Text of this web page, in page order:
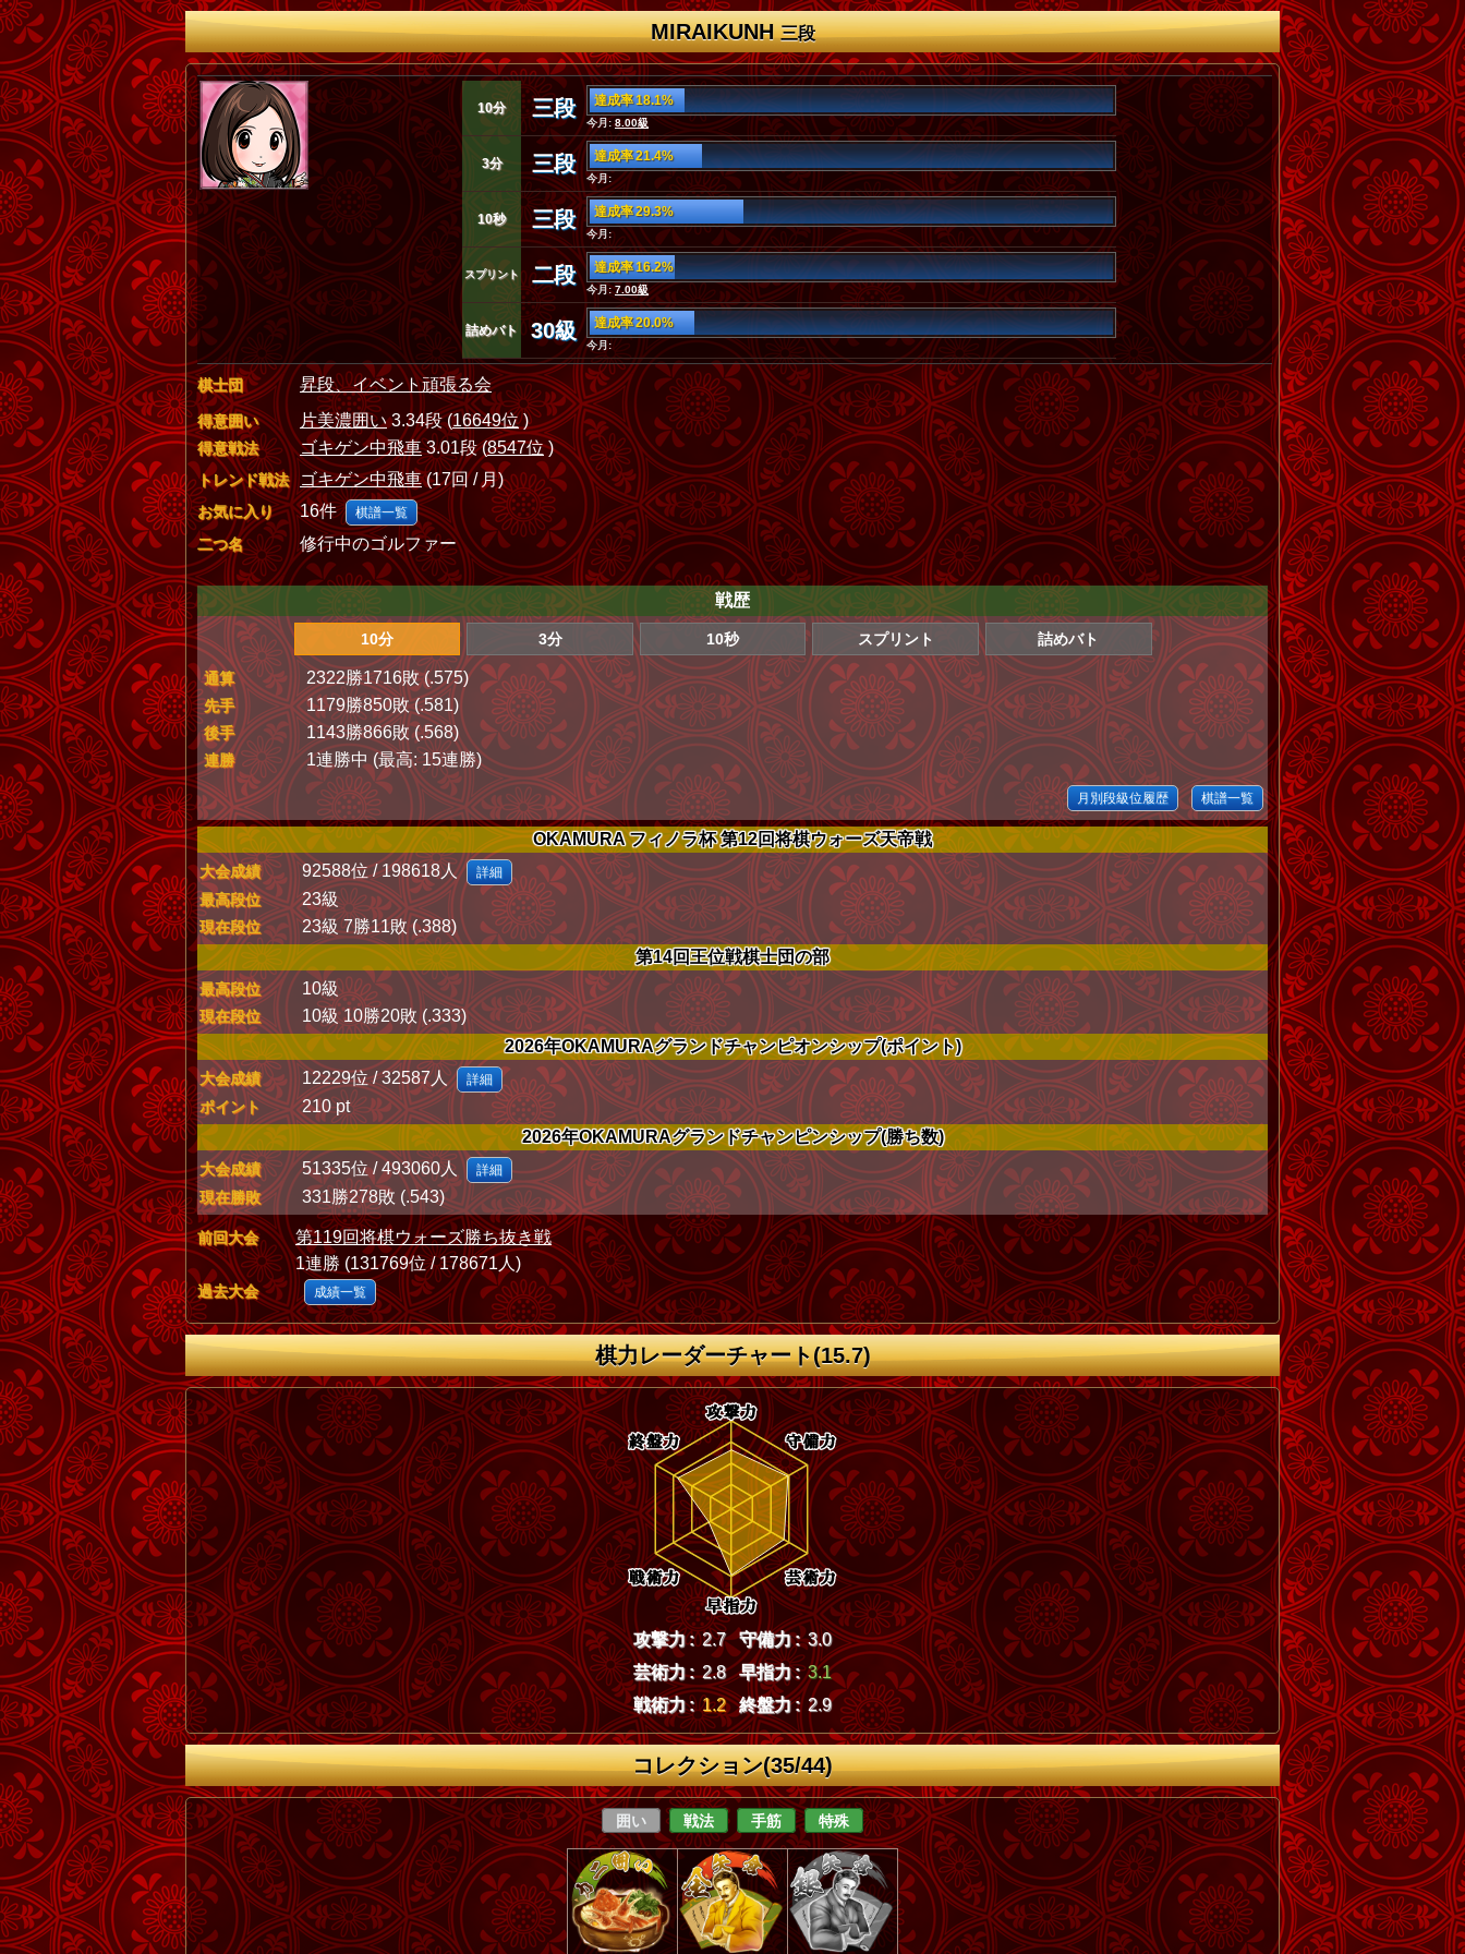
MIRAIKUNH三段
10分 三段 達成率 18.1%
今月:8.00級
3分 三段 達成率 21.4%
今月:
10秒 三段 達成率 29.3%
今月:
スプリント 二段 達成率 16.2%
今月:7.00級
詰めバト 30級 達成率 20.0%
今月:
棋士団 昇段、イベント頑張る会
得意囲い 片美濃囲い3.34段 (16649位)
得意戦法 ゴキゲン中飛車3.01段 (8547位)
トレンド戦法 ゴキゲン中飛車(17回 / 月)
お気に入り 16件 棋譜一覧
二つ名 修行中のゴルファー
戦歴
10分 3分 10秒 スプリント 詰めバト
通算 2322勝1716敗 (.575)
先手 1179勝850敗 (.581)
後手 1143勝866敗 (.568)
連勝 1連勝中 (最高: 15連勝)
月別段級位履歴 棋譜一覧
OKAMURA フィノラ杯 第12回将棋ウォーズ天帝戦
大会成績 92588位 / 198618人 詳細
最高段位 23級
現在段位
23級 7勝11敗 (.388)
第14回王位戦棋士団の部
最高段位 10級
現在段位
10級 10勝20敗 (.333)
2026年OKAMURAグランドチャンピオンシップ(ポイント)
大会成績 12229位 / 32587人 詳細
ポイント
210 pt
2026年OKAMURAグランドチャンピンシップ(勝ち数)
大会成績 51335位 / 493060人 詳細
現在勝敗 331勝278敗 (.543)
前回大会
第119回将棋ウォーズ勝ち抜き戦
1連勝 (131769位 / 178671人)
過去大会 成績一覧
棋力レーダーチャート(15.7)
攻撃力 : 2.7 守備力 : 3.0
芸術力 : 2.8 早指力 : 3.1
戦術力 : 1.2 終盤力 : 2.9
コレクション(35/44)
囲い 戦法 手筋 特殊